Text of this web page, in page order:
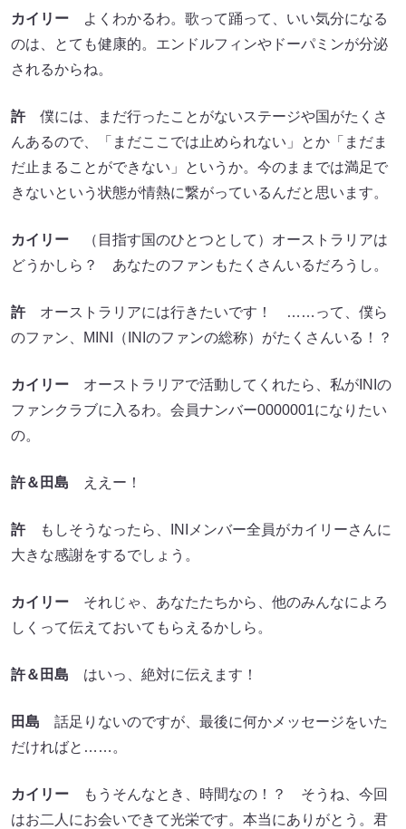
カイリー よくわかるわ。歌って踊って、いい気分になる
のは、とても健康的。エンドルフィンやドーパミンが分泌
されるからね。
許僕には、まだ行ったことがないステージや国がたくさ
んあるので、「まだここでは止められない」とか「まだま
だ止まることができない」というか。今のままでは満足で
きないという状態が情熱に繋がっているんだと思います。
カイリー （目指す国のひとつとして）オーストラリアは
どうかしら？ あなたのファンもたくさんいるだろうし。
許オーストラリアには行きたいです！ ……って、僕ら
のファン、MINI（INIのファンの総称）がたくさんいる！？
カイリー オーストラリアで活動してくれたら、私がINIの
ファンクラブに入るわ。会員ナンバー0000001になりたい
の。
許＆田島 ええー！
許もしそうなったら、INIメンバー全員がカイリーさんに
大きな感謝をするでしょう。
カイリー それじゃ、あなたたちから、他のみんなによろ
しくって伝えておいてもらえるかしら。
許＆田島 はいっ、絶対に伝えます！
田島 話足りないのですが、最後に何かメッセージをいた
だければと……。
カイリー もうそんなとき、時間なの！？ そうね、今回
はお二人にお会いできて光栄です。本当にありがとう。君